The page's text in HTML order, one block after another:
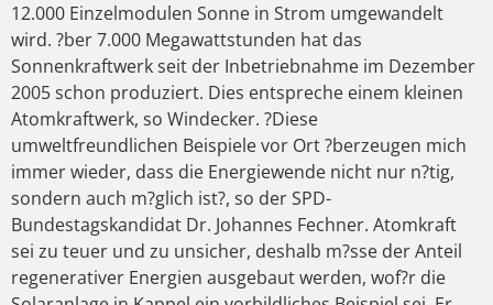
12.000 Einzelmodulen Sonne in Strom umgewandelt
wird. ?ber 7.000 Megawattstunden hat das
Sonnenkraftwerk seit der Inbetriebnahme im Dezember
2005 schon produziert. Dies entspreche einem kleinen
Atomkraftwerk, so Windecker. ?Diese
umweltfreundlichen Beispiele vor Ort ?berzeugen mich
immer wieder, dass die Energiewende nicht nur n?tig,
sondern auch m?glich ist?, so der SPD-
Bundestagskandidat Dr. Johannes Fechner. Atomkraft
sei zu teuer und zu unsicher, deshalb m?sse der Anteil
regenerativer Energien ausgebaut werden, wof?r die